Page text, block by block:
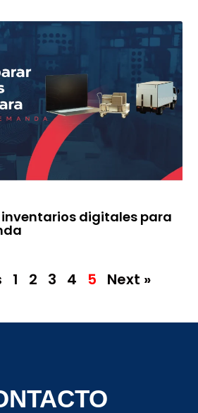
digitales para
1 2 3 4 5 Next »